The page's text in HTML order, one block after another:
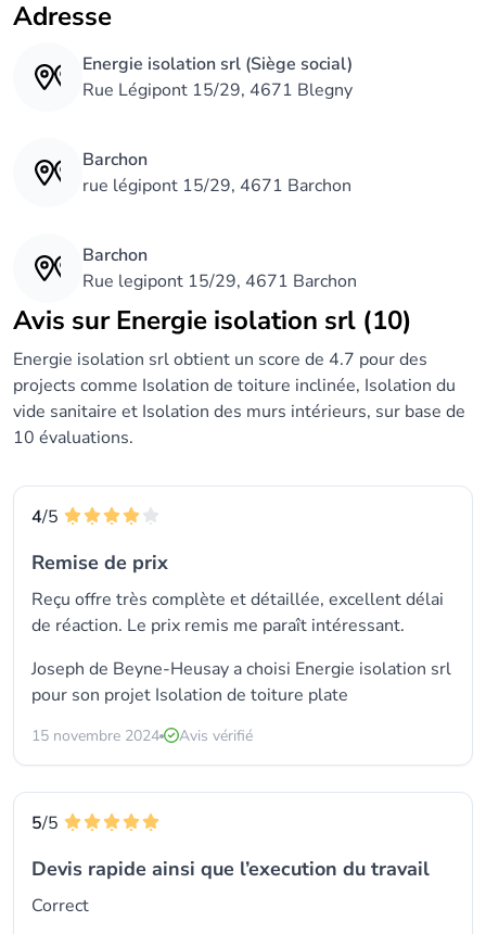
Adresse
Energie isolation srl (Siège social)
Rue Légipont 15/29, 4671 Blegny
Barchon
rue légipont 15/29, 4671 Barchon
Barchon
Rue legipont 15/29, 4671 Barchon
Avis sur Energie isolation srl (10)
Energie isolation srl obtient un score de 4.7 pour des
projects comme Isolation de toiture inclinée, Isolation du
vide sanitaire et Isolation des murs intérieurs, sur base de
10 évaluations.
4/5
Remise de prix
Reçu offre très complète et détaillée, excellent délai
de réaction. Le prix remis me paraît intéressant.
Joseph de Beyne-Heusay a choisi Energie isolation srl
pour son projet Isolation de toiture plate
15 novembre 2024 Avis vérifié
5/5
Devis rapide ainsi que l’execution du travail
Correct